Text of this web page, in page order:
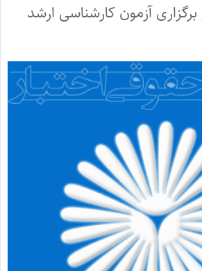
آزمون کارشناسی ارشد